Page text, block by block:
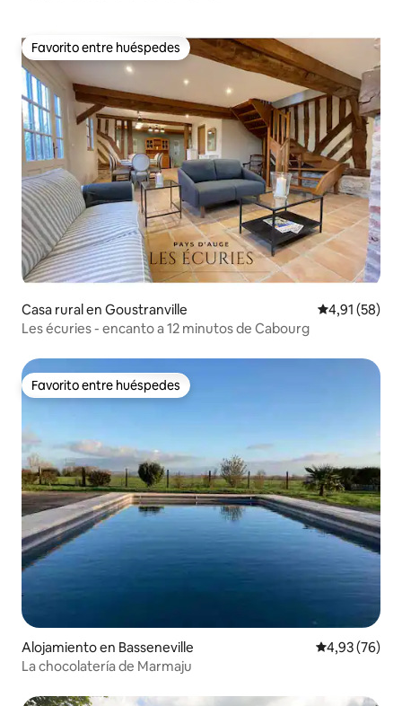
Favorito entre huéspedes
Favorito entre huéspedes
Casa rural en Goustranville Calificación
4,91 (58)
Les écuries - encanto a 12 minutos de Cabourg
Favorito entre huéspedes
Favorito entre huéspedes
Alojamiento en Basseneville Calificación
4,93 (76)
La chocolatería de Marmaju